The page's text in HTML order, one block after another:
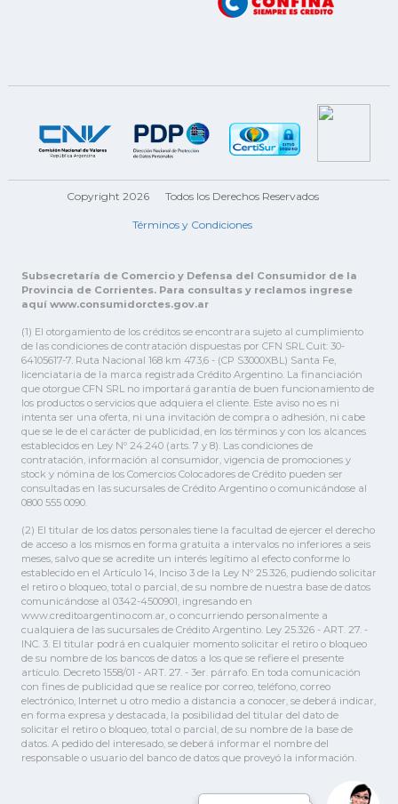
Copyright 2026 Todos los Derechos Reservados
Términos y Condiciones
Subsecretaría de Comercio y Defensa del Consumidor de la
Provincia de Corrientes. Para consultas y reclamos ingrese
aquí www.consumidorctes.gov.ar
(1) El otorgamiento de los créditos se encontrara sujeto al cumplimiento
de las condiciones de contratación dispuestas por CFN SRL Cuit: 30-
64105617-7. Ruta Nacional 168 km 473,6 - (CP S3000XBL) Santa Fe,
licenciataria de la marca registrada Crédito Argentino. La financiación
que otorgue CFN SRL no importará garantía de buen funcionamiento de
los productos o servicios que adquiera el cliente. Este aviso no es ni
intenta ser una oferta, ni una invitación de compra o adhesión, ni cabe
que se le de el carácter de publicidad, en los términos y con los alcances
establecidos en Ley Nº 24.240 (arts. 7 y 8). Las condiciones de
contratación, información al consumidor, vigencia de promociones y
stock y nómina de los Comercios Colocadores de Crédito pueden ser
consultadas en las sucursales de Crédito Argentino o comunicándose al
0800 555 0090.
(2) El titular de los datos personales tiene la facultad de ejercer el derecho
de acceso a los mismos en forma gratuita a intervalos no inferiores a seis
meses, salvo que se acredite un interés legítimo al efecto conforme lo
establecido en el Artículo 14, Inciso 3 de la Ley Nº 25.326, pudiendo solicitar
el retiro o bloqueo, total o parcial, de su nombre de nuestra base de datos
comunicándose al 0342-4500901, ingresando en
www.creditoargentino.com.ar, o concurriendo personalmente a
cualquiera de las sucursales de Crédito Argentino. Ley 25.326 - ART. 27. -
INC. 3. El titular podrá en cualquier momento solicitar el retiro o bloqueo
de su nombre de los bancos de datos a los que se refiere el presente
artículo. Decreto 1558/01 - ART. 27. - 3er. párrafo. En toda comunicación
con fines de publicidad que se realice por correo, teléfono, correo
electrónico, Internet u otro medio a distancia a conocer, se deberá indicar,
en forma expresa y destacada, la posibilidad del titular del dato de
solicitar el retiro o bloqueo, total o parcial, de su nombre de la base de
datos. A pedido del interesado, se deberá informar el nombre del
responsable o usuario del banco de datos que proveyó la información.